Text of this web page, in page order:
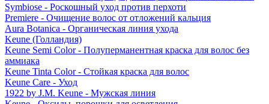
Symbiose - Роскошный уход против перхоти
Premiere - Очищение волос от отложений кальция
Aura Botanica - Органическая линия ухода
Keune (Голландия)
Keune Semi Color - Полуперманентная краска для волос без
аммиака
Keune Tinta Color - Стойкая краска для волос
Keune Care - Уход
1922 by J.M. Keune - Мужская линия